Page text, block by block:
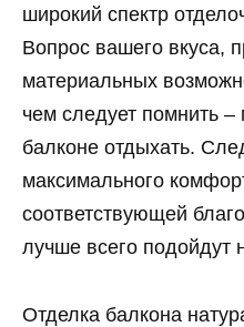
широкий спектр
Вопрос вашего вкуса,
материальных
чем следует помнить
балконе отдыхать.
максимального
соответствующей
лучше всего подойдут
Отделка балкона